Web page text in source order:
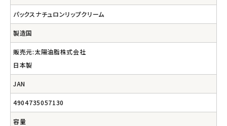
パックスナチュロンリップクリーム
製造国
販売元:太陽油脂株式会社
日本製
JAN
4904735057130
容量